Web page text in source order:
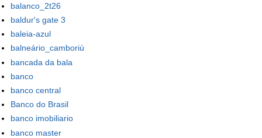
balanco_2t26
baldur's gate 3
baleia-azul
balneário_camboriú
bancada da bala
banco
banco central
Banco do Brasil
banco imobiliario
banco master